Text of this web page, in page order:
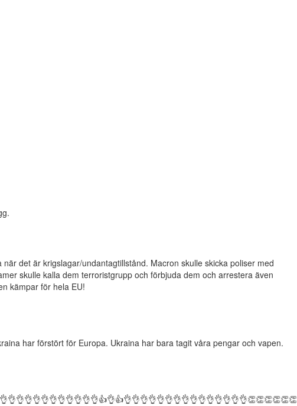
det är krigslagar/undantagtillstånd. Macron skulle skicka poliser med
skulle kalla dem terroristgrupp och förbjuda dem och arrestera även
kämpar för hela EU!
har förstört för Europa. Ukraina har bara tagit våra pengar och vapen.